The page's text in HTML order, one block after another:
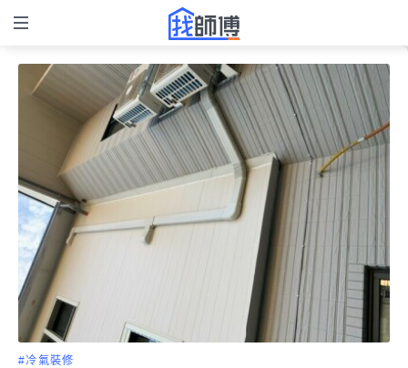
#冷氣裝修